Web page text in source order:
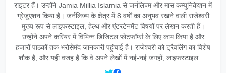
राइटर हैं। उन्होंने Jamia Millia Islamia से जर्नलिज्म और मास कम्युनिकेशन में
ग्रेजुएशन किया है। जर्नलिज्म के क्षेत्र में 8 वर्षों का अनुभव रखने वाली राजेश्वरी
मुख्य रूप से लाइफस्टाइल, हेल्थ और एंटरटेनमेंट विषयों पर लेखन करती हैं।
उन्होंने अपने करियर में विभिन्न डिजिटल प्लेटफॉर्म्स के लिए काम किया है और
हजारों पाठकों तक भरोसेमंद जानकारी पहुंचाई है। राजेश्वरी को ट्रैवलिंग का विशेष
शौक है, और यही वजह है कि वे अपने लेखों में नई-नई जगहों, लाइफस्टाइल …